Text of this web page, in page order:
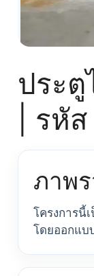
ประตู
| รหั
ภาพ
โครงการนี้
โดยออกแบ